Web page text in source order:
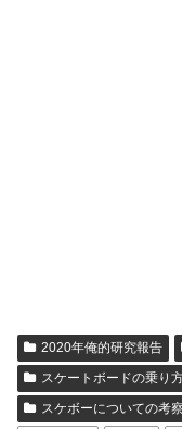
2020年俺的研究報告
スケートボードの乗り
スケボーについての考察